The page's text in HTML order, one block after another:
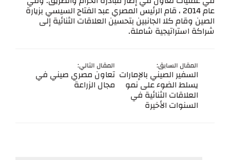
عام 2014 ، قام الرئيس المصري عبد الفتاح السيسي بزيارة
الصين وقام كلا الجانبين بتحسين العلاقات الثنائية إلى
شراكة استراتيجية شاملة.
المقال السابق:
السفير الصيني بالإمارات
يسلط الضوء على نمو
العلاقات الثنائية في
السنوات الأخيرة
المقال التالي:
تعاون مصري صيني في
مجال الزراعة